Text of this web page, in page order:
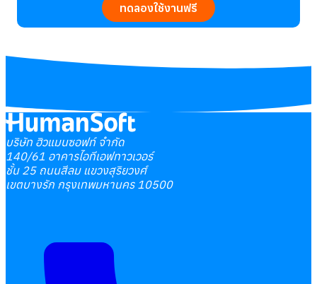
ทดลองใช้งานฟรี
บริษัท ฮิวแมนซอฟท์ จำกัด
140/61 อาคารไอทีเอฟทาวเวอร์
ชั้น 25 ถนนสีลม แขวงสุริยวงศ์
เขตบางรัก กรุงเทพมหานคร 10500